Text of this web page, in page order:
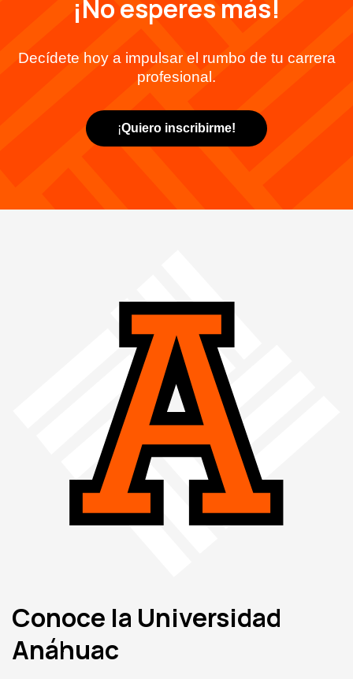
¡No esperes más!
Decídete hoy a impulsar el rumbo de tu carrera
profesional.
¡Quiero inscribirme!
Conoce la Universidad
Anáhuac